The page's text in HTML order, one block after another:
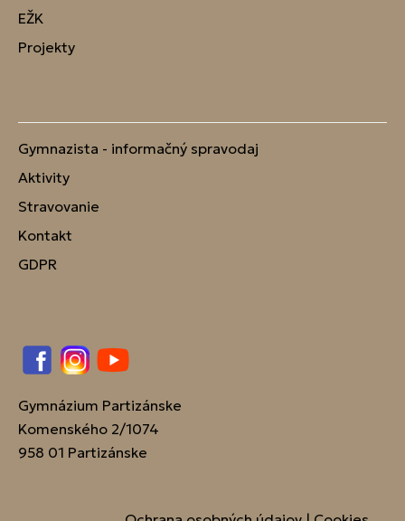
EŽK
Projekty
Gymnazista - informačný spravodaj
Aktivity
Stravovanie
Kontakt
GDPR
FacebookInstagram
YouTube
Gymnázium Partizánske
Komenského 2/1074
958 01 Partizánske